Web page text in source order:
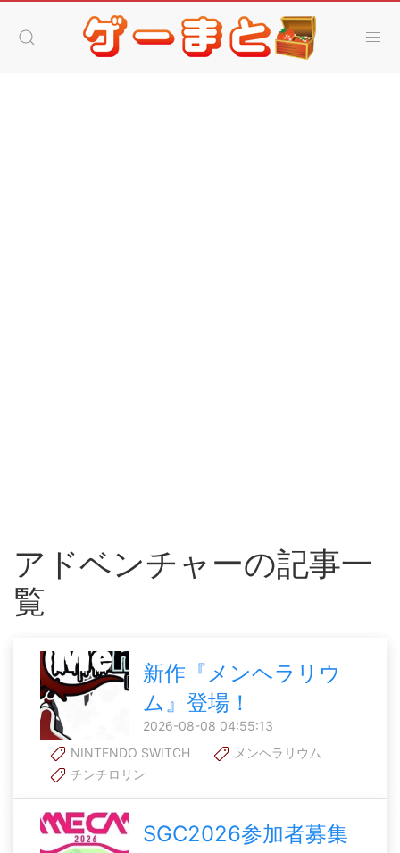
アドベンチャーの記事一
覧
新作『メンヘラリウ
ム』登場！
2026-08-08 04:55:13
NINTENDO SWITCH
メンヘラリウム
チンチロリン
SGC2026参加者募集